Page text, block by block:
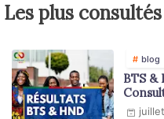
Les plus consultés
blog
BTS &